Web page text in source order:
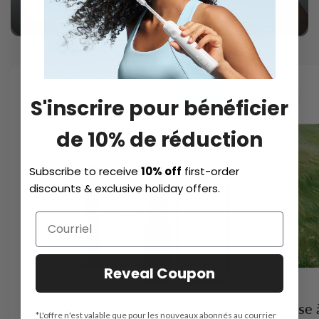
TOUT ACHETER
Laifen Wave Pro Electric
S'inscrire pour bénéficier
de 10% de réduction
Subscribe to receive10% off first-order
discounts & exclusive holiday offers.
Reveal Coupon
*L'offre n'est valable que pour les nouveaux abonnés au courrier